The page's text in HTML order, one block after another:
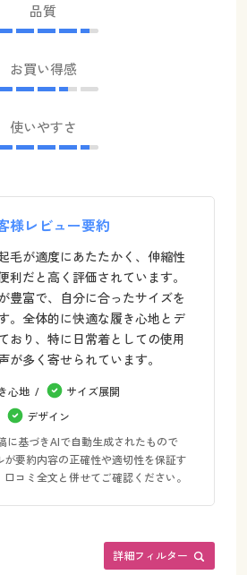
品質
お買い得感
使いやすさ
様レビュー要約
毛が適度にあたたかく、伸縮性
利だと高く評価されています。
豊富で、自分に合ったサイズを
。全体的に快適な履き心地とデ
おり、特に日常着としての使用
が多く寄せられています。
心地
サイズ展開
デザイン
基づきAIで自動生成されたもので
要約内容の正確性や適切性を保証す
コミ全文と併せてご確認ください。
詳細フィルター